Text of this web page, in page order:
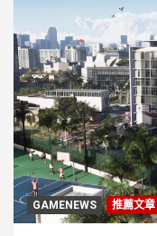
GAMENEWS 推薦文章